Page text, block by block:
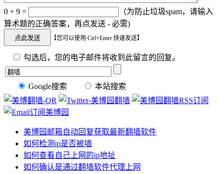
0 + 9 =
（为防止垃圾spam，请输入
算术题的正确答案，再点发送 - 必需)
【您可以使用 Ctrl+Enter 快速发送】
勾选后，您的电子邮件将收到此留言的回复。
Google搜索 本站搜索
美博园邮箱自动回复获取最新翻墙软件
如何检测ip是否被墙
如何查看自己上网的ip地址
如何确认是通过翻墙软件代理上网